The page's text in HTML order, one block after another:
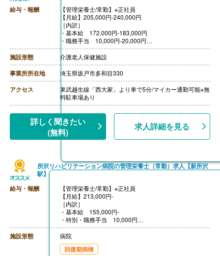
給与・報酬
【管理栄養士/常勤】※正社員
【月給】205,000円‐240,000円
［内訳］
・基本給 172,000円‐183,000円
・職務手当 10,000円‐20,000円
・調整手当 10,000円‐20,000円
・住宅（一律）手当 3,000円‐7,000円
・精勤手当 10,000円
［その他手当］
・家族手当 3,000円‐
【賞与】年2回（計3.10ヶ月分）※前年度実績
【通勤手当】あり（上限20,000円/月）
【昇給】あり（1月あたり1,500円‐3,500円）※前年度実
【退職金】あり※勤続3年以上
施設形態 介護老人保健施設
事業所所在地 埼玉県坂戸市多和目330
アクセス
東武越生線「西大家」より車で5分/マイカー通勤可能※無
料駐車場あり
詳しく聞きたい
(無料)
求人詳細を見る
所沢リハビリテーション病院の管理栄養士（常勤）求人【新所沢
駅】
給与・報酬
【管理栄養士/常勤】※正社員
【月給】213,000円-
［内訳］
・基本給 155,000円-
・特別・職務手当 10,000円
・勤続手当 15,000円
・住宅手当 15,000円
・特殊勤務手当 18,000円
【賞与】年2回（計3.30ヶ月分）※前年度実績
施設形態 病院
回復期病棟